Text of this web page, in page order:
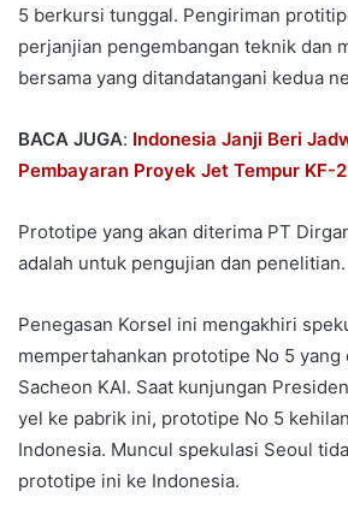
5 berkursi tunggal. Pengiriman
perjanjian pengembangan teknik dan
bersama yang ditandatangani kedua
BACA JUGA: Indonesia Janji Beri
Pembayaran Proyek Jet Tempur KF-
Prototipe yang akan diterima PT
adalah untuk pengujian dan penelitian.
Penegasan Korsel ini mengakhiri
mempertahankan prototipe No 5
Sacheon KAI. Saat kunjungan
yel ke pabrik ini, prototipe No 5
Indonesia. Muncul spekulasi Seoul
prototipe ini ke Indonesia.